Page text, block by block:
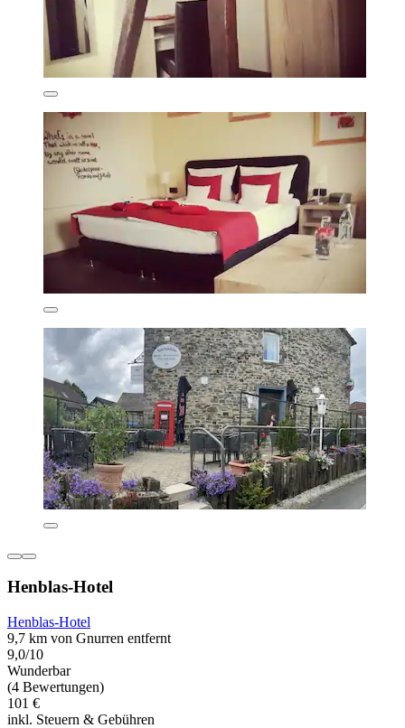
Henblas-Hotel
Henblas-Hotel
9,7 km von Gnurren entfernt
9,0/10
Wunderbar
(4 Bewertungen)
101 €
inkl. Steuern & Gebühren